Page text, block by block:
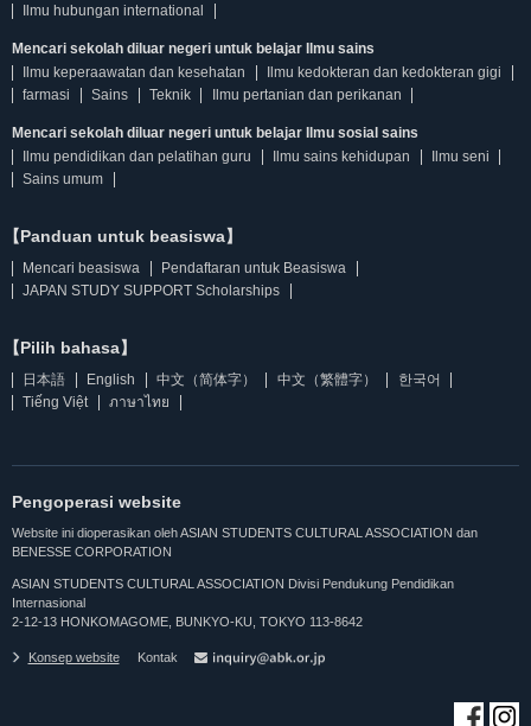
Ilmu hubungan international
Mencari sekolah diluar negeri untuk belajar Ilmu sains
Ilmu keperaawatan dan kesehatan
Ilmu kedokteran dan kedokteran gigi
farmasi
Sains Teknik Ilmu pertanian dan perikanan
Mencari sekolah diluar negeri untuk belajar Ilmu sosial sains
Ilmu pendidikan dan pelatihan guru
Ilmu sains kehidupan
Ilmu seni
Sains umum
【Panduan untuk beasiswa】
Mencari beasiswa
Pendaftaran untuk Beasiswa
JAPAN STUDY SUPPORT Scholarships
【Pilih bahasa】
日本語 English 中文（简体字） 中文（繁體字）
한국어
Tiếng Việt
ภาษาไทย
Pengoperasi website
Website ini dioperasikan oleh ASIAN STUDENTS CULTURAL ASSOCIATION dan
BENESSE CORPORATION
ASIAN STUDENTS CULTURAL ASSOCIATION Divisi Pendukung Pendidikan
Internasional
2-12-13 HONKOMAGOME, BUNKYO-KU, TOKYO 113-8642
Konsep website Kontak